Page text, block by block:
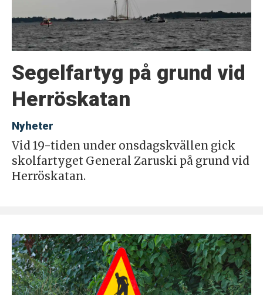
Segelfartyg på grund vid
Herröskatan
Nyheter
Vid 19-tiden under onsdagskvällen gick
skolfartyget General Zaruski på grund vid
Herröskatan.